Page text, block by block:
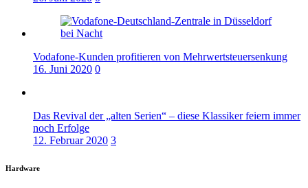
Vodafone-Kunden profitieren von Mehrwertsteuersenkung
16. Juni 2020 0
Das Revival der „alten Serien“ – diese Klassiker feiern immer
noch Erfolge
12. Februar 2020 3
Hardware